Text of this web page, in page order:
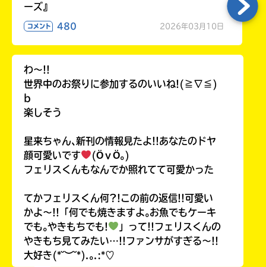
ーズ』
コメント 480 2026年03月10日
わ〜!!
世界中のお祭りに参加するのいいね!(≧∇≦)
b
楽しそう
星来ちゃん､新刊の情報見たよ!!あなたのドヤ
顔可愛いです
(ӦｖӦ｡)
フェリスくんもなんでか照れてて可愛かった
てかフェリスくん何?!この前の返信!!可愛い
かよ〜!!「何でも焼きますよ｡お魚でもケーキ
でも｡やきもちでも!
」って!!フェリスくんの
やきもち見てみたい…!!ファンサがすぎる〜!!
大好き(*˘︶˘*).｡.:*♡